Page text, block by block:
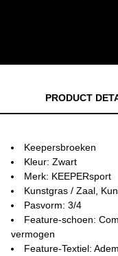
PRODUCT
Keepersbroeken
Kleur: Zwart
Merk: KEEPERsport
Kunstgras / Zaal,
Pasvorm: 3/4
Feature-schoen:
vermogen
Feature-Textiel: